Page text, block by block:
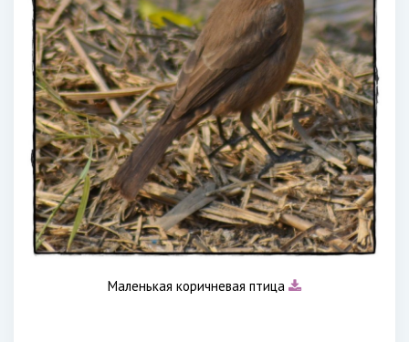
Маленькая коричневая птица